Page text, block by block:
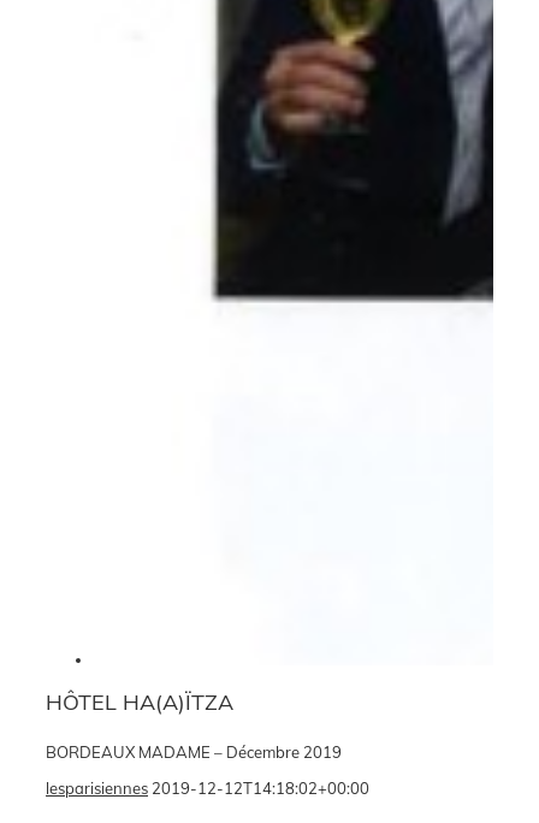
HÔTEL HA(A)ÏTZA
BORDEAUX MADAME – Décembre 2019
lesparisiennes 2019-12-12T14:18:02+00:00